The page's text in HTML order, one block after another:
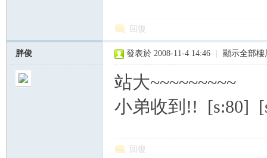
回復
胖俊 發表於 2008-11-4 14:46 顯示全部樓
站大~~~~~~~~~
小弟收到!! [s:80]
回復